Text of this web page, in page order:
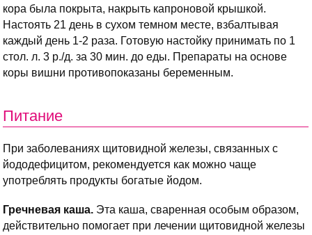
кора была покрыта, накрыть капроновой крышкой.
Настоять 21 день в сухом темном месте, взбалтывая
каждый день 1-2 раза. Готовую настойку принимать по 1
стол. л. 3 р./д. за 30 мин. до еды. Препараты на основе
коры вишни противопоказаны беременным.
Питание
При заболеваниях щитовидной железы, связанных с
йододефицитом, рекомендуется как можно чаще
употреблять продукты богатые йодом.
Гречневая каша. Эта каша, сваренная особым образом,
действительно помогает при лечении щитовидной железы